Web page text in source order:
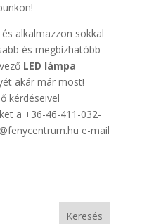
alkalmazzon sokkal
és megbízhatóbb
LED lámpa
akár már most!
kérdéseivel
a +36-46-411-032-
e-mail